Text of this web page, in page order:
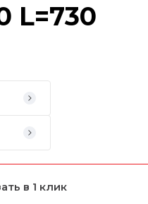
L=730
в 1 клик